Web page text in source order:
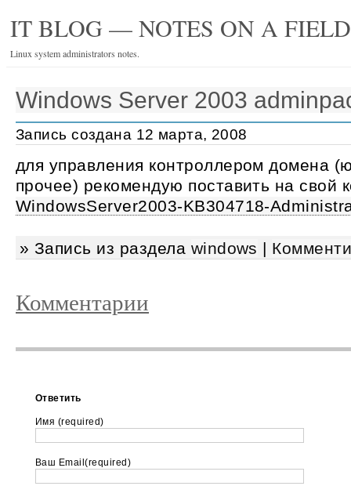
IT BLOG — NOTES ON A
Linux system administrators notes.
Windows Server 2003
Запись создана 12 марта, 2008
для управления контроллером домена
прочее) рекомендую поставить на свой
WindowsServer2003-KB304718-
» Запись из раздела windows |
Комментарии
Ответить
Имя (required)
Ваш Email(required)